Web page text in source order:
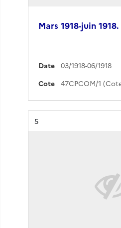
Mars 1918-juin 1918.
Date
03/1918-06/1918
Cote
47CPCOM/1
Résultat n°
5